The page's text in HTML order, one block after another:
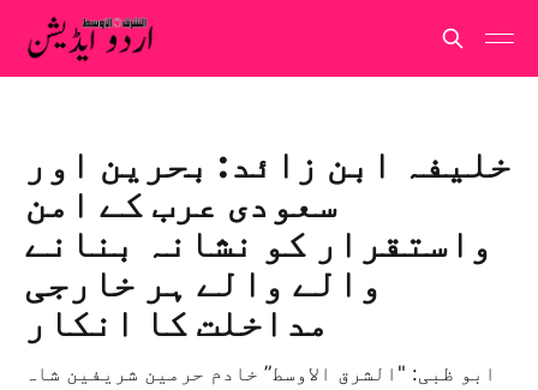
خلیفہ ابن زائد: بحرین اور
سعودی عرب کے امن
واستقرار کو نشانہ بنانے
والے والے ہر خارجی
مداخلت کا انکار
ابو ظبی: "الشرق الاوسط” خادم حرمین شریفین شاہ